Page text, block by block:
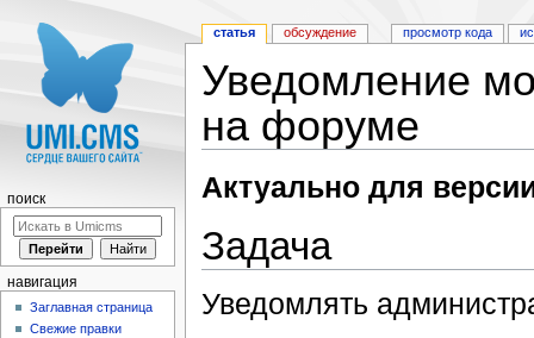
Уведомление
на форуме
Актуально для
Задача
Уведомлять
статья обсуждение просмотр кода
поиск
навигация
Заглавная страница
Свежие правки